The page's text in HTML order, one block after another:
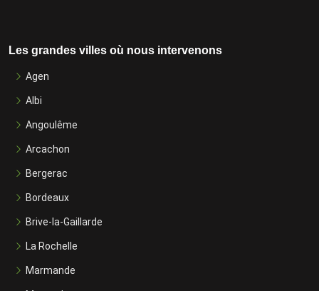
Les grandes villes où nous intervenons
Agen
Albi
Angoulême
Arcachon
Bergerac
Bordeaux
Brive-la-Gaillarde
La Rochelle
Marmande